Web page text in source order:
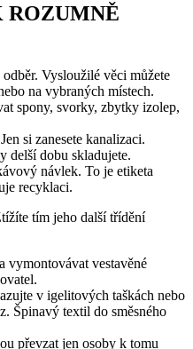
Vysloužilé věci můžete
na vybraných místech.
spony, svorky, zbytky izolep,
si zanesete kanalizaci.
delší dobu skladujete.
návlek. To je etiketa
recyklaci.
tím jeho další třídění
vymontovávat vestavěné
v igelitových taškách nebo
Špinavý textil do směsného
převzat jen osoby k tomu